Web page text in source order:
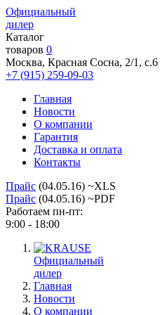
Официальный
дилер
Каталог
товаров 0
Москва, Красная Сосна, 2/1, с.6
+7 (915) 259-09-03
Главная
Новости
О компании
Гарантия
Доставка и оплата
Контакты
Прайс (04.05.16) ~XLS
Прайс (04.05.16) ~PDF
Работаем пн-пт:
9:00 - 18:00
Официальный
дилер
Главная
Новости
О компании